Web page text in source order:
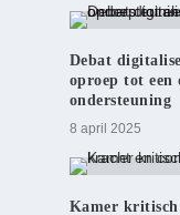
Debat
oproep tot
ondersteuning
8 april 2025
Kamer kritisch